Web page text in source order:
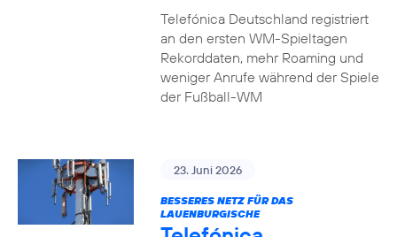
Telefónica Deutschland registriert
an den ersten WM-Spieltagen
Rekorddaten, mehr Roaming und
weniger Anrufe während der Spiele
der Fußball-WM
23. Juni 2026
BESSERES NETZ FÜR DAS
LAUENBURGISCHE